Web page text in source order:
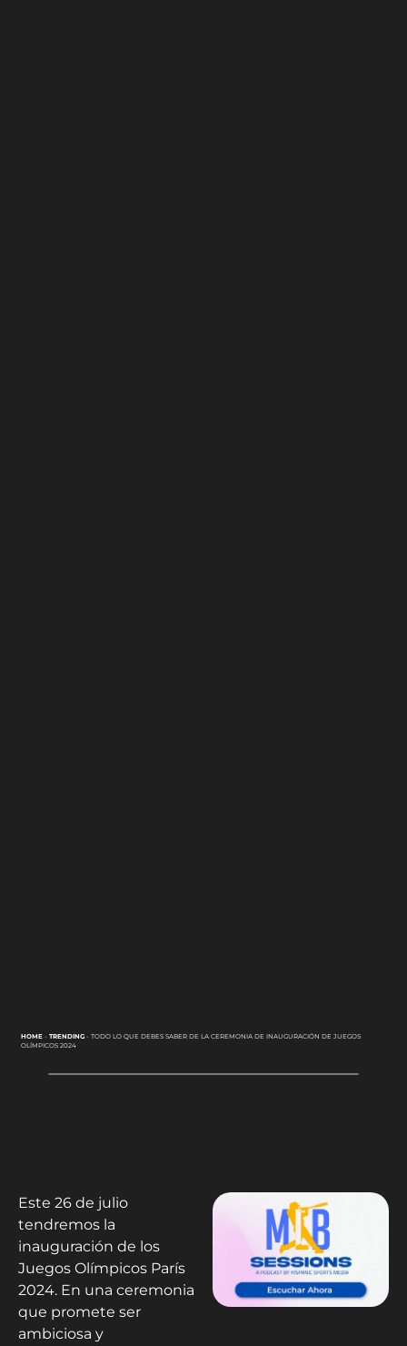
HOME- TRENDING- TODO LO QUE DEBES SABER DE LA CEREMONIA DE INAUGURACIÓN DE JUEGOS
OLÍMPICOS 2024
Este 26 de julio
tendremos la
inauguración de los
Juegos Olímpicos París
2024. En una ceremonia
que promete ser
ambiciosa y